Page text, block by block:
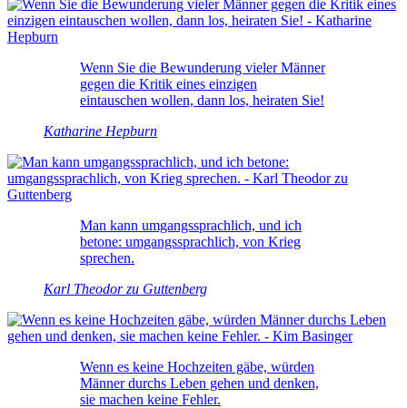
Wenn Sie die Bewunderung vieler Männer
gegen die Kritik eines einzigen
eintauschen wollen, dann los, heiraten Sie!
Katharine Hepburn
Man kann umgangssprachlich, und ich
betone: umgangssprachlich, von Krieg
sprechen.
Karl Theodor zu Guttenberg
Wenn es keine Hochzeiten gäbe, würden
Männer durchs Leben gehen und denken,
sie machen keine Fehler.